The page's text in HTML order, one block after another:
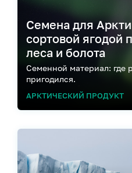
Семена для
сортовой ягодой
леса и болота
Семенной материал: где
пригодился.
АРКТИЧЕСКИЙ ПРОДУКТ